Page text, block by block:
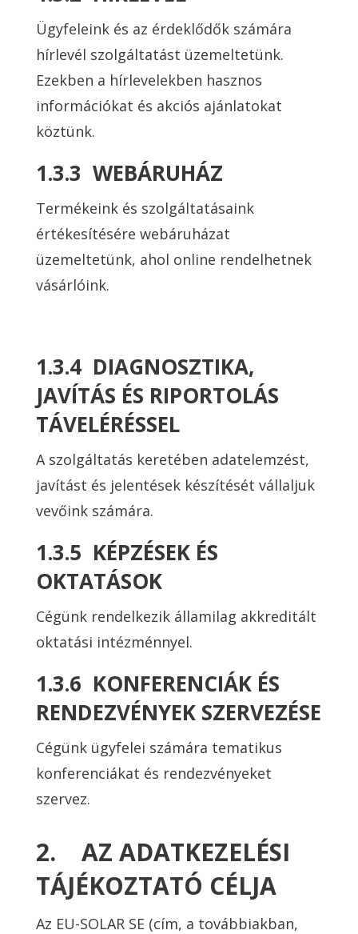
Ügyfeleink és az érdeklődők számára
hírlevél szolgáltatást üzemeltetünk.
Ezekben a hírlevelekben hasznos
információkat és akciós ajánlatokat
köztünk.
1.3.3 WEBÁRUHÁZ
Termékeink és szolgáltatásaink
értékesítésére webáruházat
üzemeltetünk, ahol online rendelhetnek
vásárlóink.
1.3.4 DIAGNOSZTIKA,
JAVÍTÁS ÉS RIPORTOLÁS
TÁVELÉRÉSSEL
A szolgáltatás keretében adatelemzést,
javítást és jelentések készítését vállaljuk
vevőink számára.
1.3.5 KÉPZÉSEK ÉS
OKTATÁSOK
Cégünk rendelkezik államilag akkreditált
oktatási intézménnyel.
1.3.6 KONFERENCIÁK ÉS
RENDEZVÉNYEK SZERVEZÉSE
Cégünk ügyfelei számára tematikus
konferenciákat és rendezvényeket
szervez.
2. AZ ADATKEZELÉSI
TÁJÉKOZTATÓ CÉLJA
Az EU-SOLAR SE (cím, a továbbiakban,